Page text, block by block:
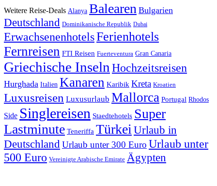
Weitere Reise-Deals Alanya Balearen Bulgarien
Deutschland Dominikanische Republik Dubai
ErwachsenenhotelsFerienhotels
Fernreisen FTI Reisen Fuerteventura Gran Canaria
Griechische Inseln Hochzeitsreisen
Hurghada Italien Kanaren Karibik Kreta Kroatien
Luxusreisen Luxusurlaub Mallorca Portugal Rhodos
Side Singlereisen Staedtehotels Super
Lastminute Teneriffa Türkei Urlaub in
Deutschland Urlaub unter 300 Euro Urlaub unter
500 Euro Vereinigte Arabische Emirate Ägypten